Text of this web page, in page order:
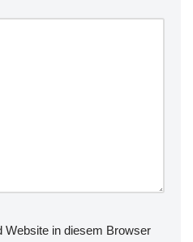
Website in diesem Browser